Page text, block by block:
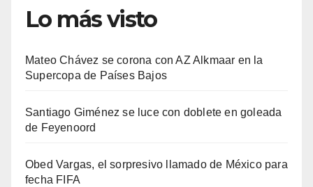
Lo más visto
Mateo Chávez se corona con AZ Alkmaar en la
Supercopa de Países Bajos
Santiago Giménez se luce con doblete en goleada
de Feyenoord
Obed Vargas, el sorpresivo llamado de México para
fecha FIFA